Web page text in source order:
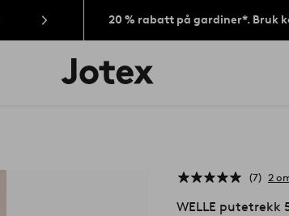
20 % rabatt på gardiner*. Bruk
Jotex’
logo
7 2
WELLE putetrekk